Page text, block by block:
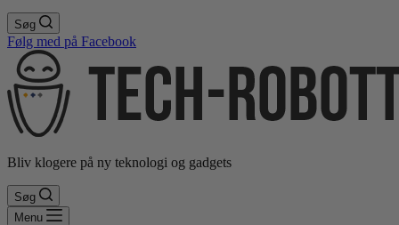
Søg
Følg med på Facebook
Bliv klogere på ny teknologi og gadgets
Søg
Menu